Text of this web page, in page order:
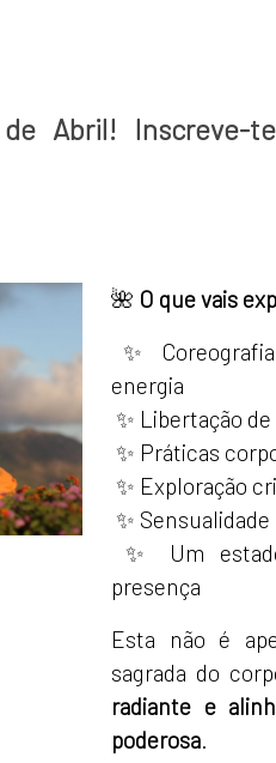
Abril! Inscreve-
🌺 O que vais
✨
energia
✨ Libertação
✨ Práticas
✨ Exploração
✨
✨ Um
presença
Esta não é
sagrada do
radiante e
poderosa.